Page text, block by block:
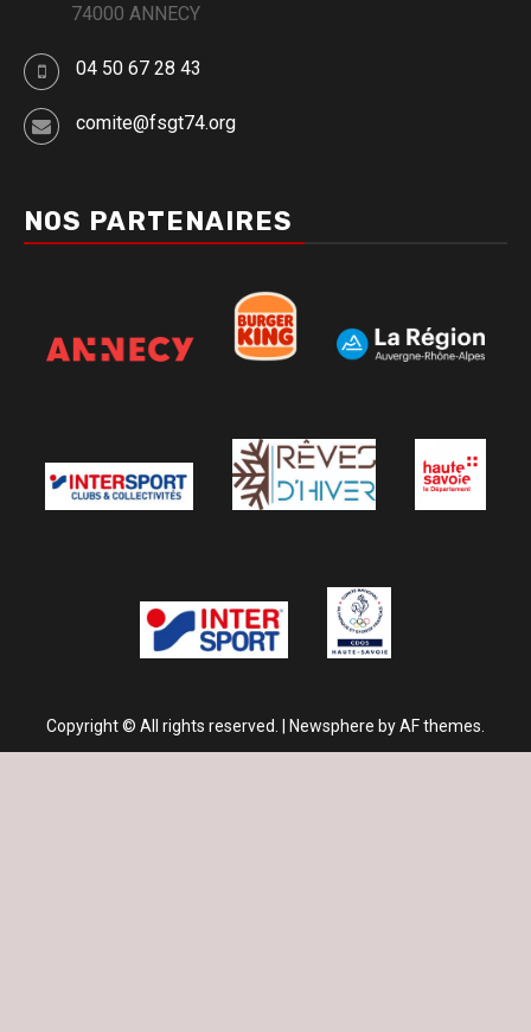
74000 ANNECY
04 50 67 28 43
comite@fsgt74.org
NOS PARTENAIRES
Copyright © All rights reserved. | Newsphere by AF themes.